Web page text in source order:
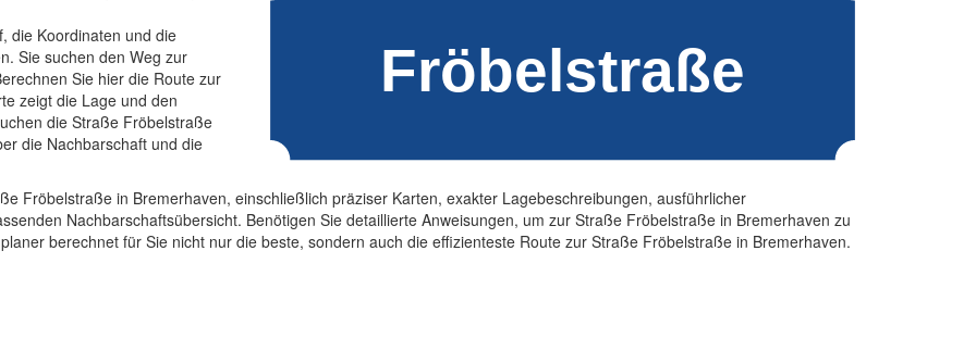
die Koordinaten und die
Sie suchen den Weg zur
Sie hier die Route zur
zeigt die Lage und den
die Straße Fröbelstraße
die Nachbarschaft und die
Fröbelstraße in Bremerhaven, einschließlich präziser Karten, exakter Lagebeschreibungen, ausführlicher
Nachbarschaftsübersicht. Benötigen Sie detaillierte Anweisungen, um zur Straße Fröbelstraße in Bremerhaven zu
berechnet für Sie nicht nur die beste, sondern auch die effizienteste Route zur Straße Fröbelstraße in Bremerhaven.